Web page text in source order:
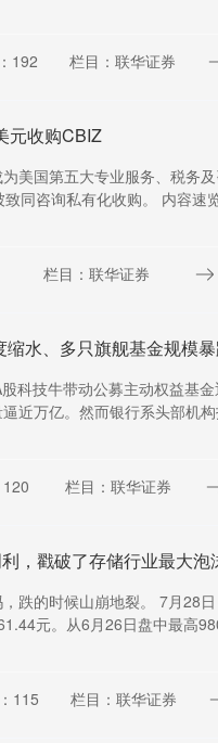
192 栏目：联华证券
元收购CBIZ
美国第五大专业服务、税务
同咨询私有化收购。 内容速
栏目：联华证券
科技牛带动公募主动权益基
近万亿。然而银行系头部机
栏目：联华证券
，戳破了存储行业最大泡
跌的时候山崩地裂。 7月28
元。从6月26日盘中最高
115 栏目：联华证券